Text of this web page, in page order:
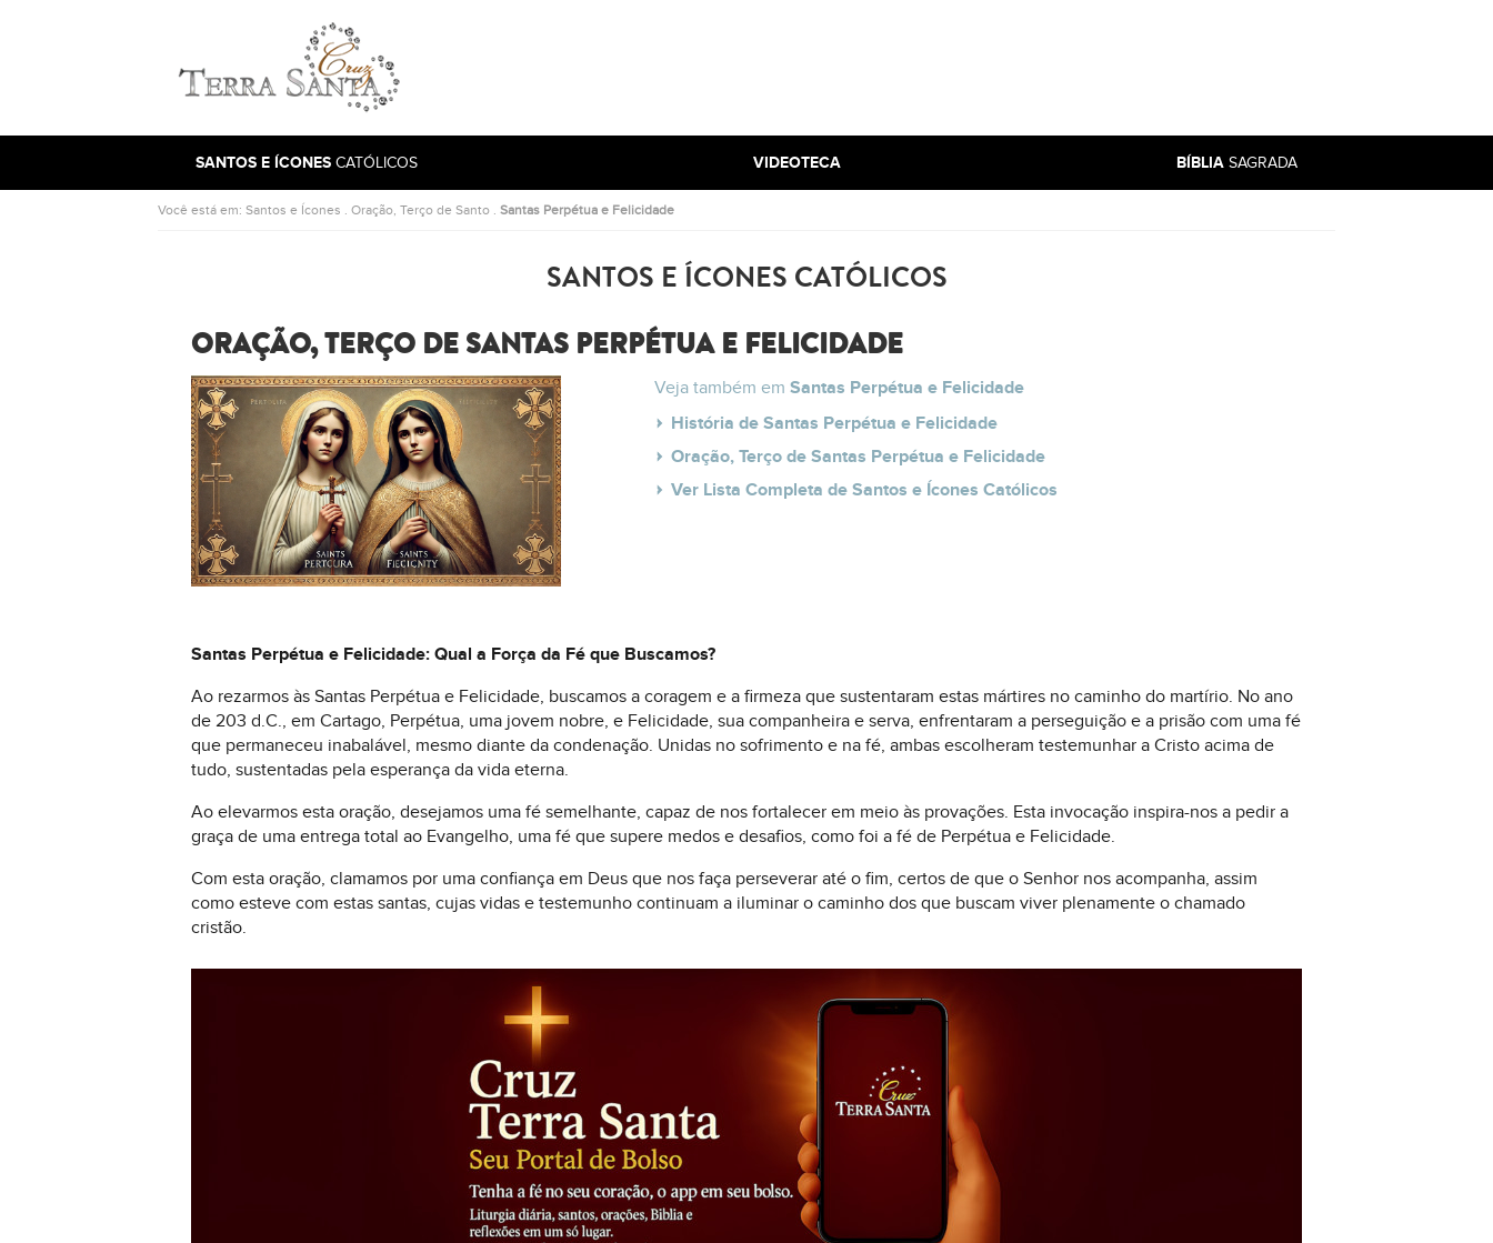
Ir para a página inicial
SANTOS E ÍCONES CATÓLICOS VIDEOTECA BÍBLIA SAGRADA
Você está em: Santos e Ícones . Oração, Terço de Santo . Santas Perpétua e Felicidade
SANTOS E ÍCONES CATÓLICOS
ORAÇÃO, TERÇO DE SANTAS PERPÉTUA E FELICIDADE
Veja também em Santas Perpétua e Felicidade
História de Santas Perpétua e Felicidade
Oração, Terço de Santas Perpétua e Felicidade
Ver Lista Completa de Santos e Ícones Católicos
Santas Perpétua e Felicidade: Qual a Força da Fé que Buscamos?
Ao rezarmos às Santas Perpétua e Felicidade, buscamos a coragem e a firmeza que sustentaram estas mártires no caminho do martírio. No ano
de 203 d.C., em Cartago, Perpétua, uma jovem nobre, e Felicidade, sua companheira e serva, enfrentaram a perseguição e a prisão com uma fé
que permaneceu inabalável, mesmo diante da condenação. Unidas no sofrimento e na fé, ambas escolheram testemunhar a Cristo acima de
tudo, sustentadas pela esperança da vida eterna.
Ao elevarmos esta oração, desejamos uma fé semelhante, capaz de nos fortalecer em meio às provações. Esta invocação inspira-nos a pedir a
graça de uma entrega total ao Evangelho, uma fé que supere medos e desafios, como foi a fé de Perpétua e Felicidade.
Com esta oração, clamamos por uma confiança em Deus que nos faça perseverar até o fim, certos de que o Senhor nos acompanha, assim
como esteve com estas santas, cujas vidas e testemunho continuam a iluminar o caminho dos que buscam viver plenamente o chamado
cristão.